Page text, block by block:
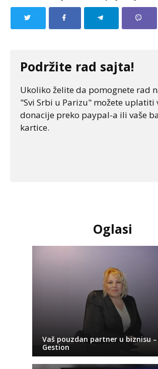
Podržite rad sajta!
Ukoliko želite da pomognete rad
"Svi Srbi u Parizu" možete uplatiti
donacije preko paypal-a ili vaše
kartice.
Oglasi
Vaš pouzdan partner u biznisu –
Gestion